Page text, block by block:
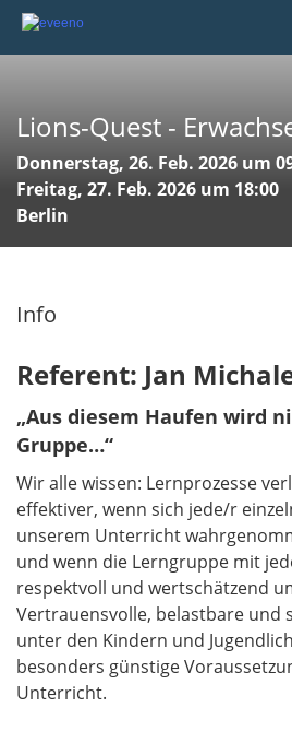
Lions-Quest -
Donnerstag, 26. Feb. 2026 um
Freitag, 27. Feb. 2026 um 18:00
Berlin
Info
Referent: Jan
„Aus diesem Haufen wird
Gruppe…“
Wir alle wissen: Lernprozesse
effektiver, wenn sich jede/r
unserem Unterricht
und wenn die Lerngruppe mit
respektvoll und wertschätzend
Vertrauensvolle, belastbare und
unter den Kindern und
besonders günstige
Unterricht.